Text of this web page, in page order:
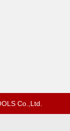
Co.,Ltd.